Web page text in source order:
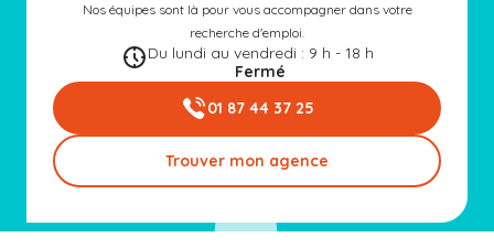
Nos équipes sont là pour vous accompagner dans votre
recherche d'emploi.
Du lundi au vendredi : 9 h - 18 h
Fermé
01 87 44 37 25
Trouver mon agence